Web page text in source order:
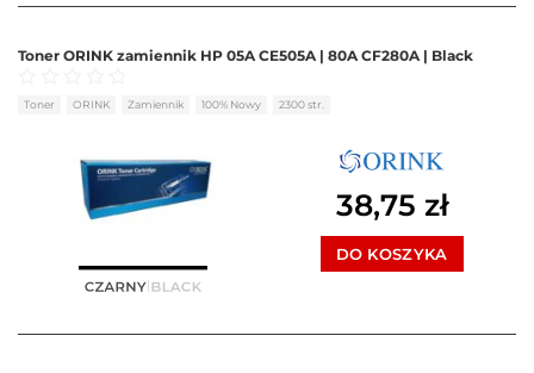
Toner ORINK zamiennik HP 05A CE505A | 80A CF280A | Black
Oceniono 0na 5
Toner ORINK Zamiennik 100% Nowy 2300 str.
38,75 zł
DO KOSZYKA